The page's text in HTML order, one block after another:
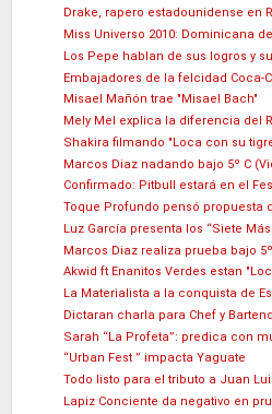
Drake, rapero estadounidense en
Miss Universo 2010: Dominicana
Los Pepe hablan de sus logros y
Embajadores de la felcidad Coca-
Misael Mañón trae "Misael Bach"
Mely Mel explica la diferencia del
Shakira filmando "Loca con su
Marcos Diaz nadando bajo 5º C
Confirmado: Pitbull estará en el
Toque Profundo pensó propuesta
Luz García presenta los “Siete
Marcos Diaz realiza prueba bajo
Akwid ft Enanitos Verdes estan
La Materialista a la conquista de
Dictaran charla para Chef y
Sarah “La Profeta”: predica con
“Urban Fest ” impacta Yaguate
Todo listo para el tributo a Juan
Lapiz Conciente da negativo en